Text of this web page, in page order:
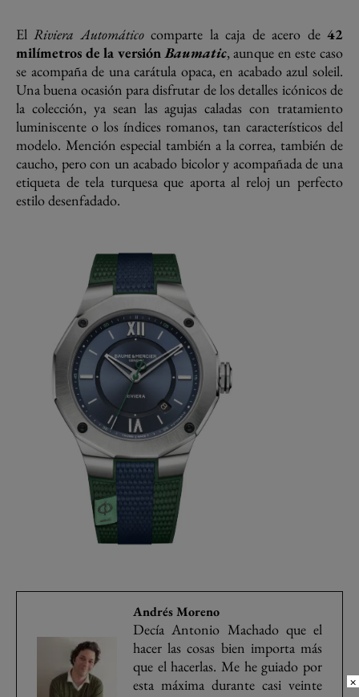
ElRiviera Automáticocomparte la caja de acero de42
milímetros de la versiónBaumatic, aunque en este caso
se acompaña de una carátula opaca, en acabado azul soleil.
Una buena ocasión para disfrutar de los detalles icónicos de
la colección, ya sean las agujas caladas con tratamiento
luminiscente o los índices romanos, tan característicos del
modelo. Mención especial también a la correa, también de
caucho, pero con un acabado bicolor y acompañada de una
etiqueta de tela turquesa que aporta al reloj un perfecto
estilo desenfadado.
Andrés Moreno
Decía Antonio Machado que el
hacer las cosas bien importa más
que el hacerlas. Me he guiado por
esta máxima durante casi veinte
×